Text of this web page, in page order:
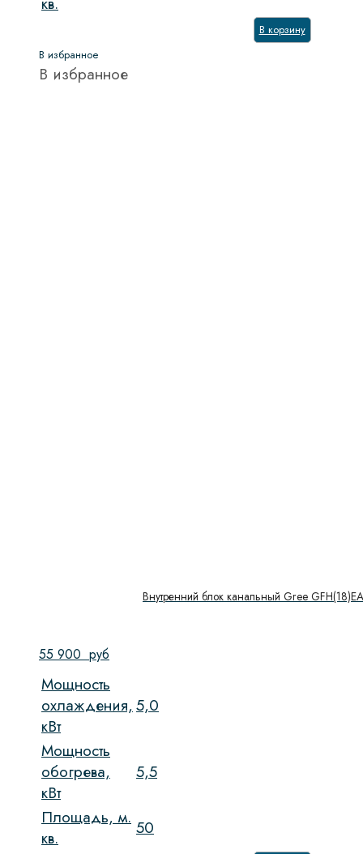
В корзину
В избранное
В избранное
Внутренний блок канальный Gree
55 900 руб
Мощность
охлаждения,
кВт
5,0
Мощность
обогрева,
кВт
5,5
Площадь, м.
кв.
50